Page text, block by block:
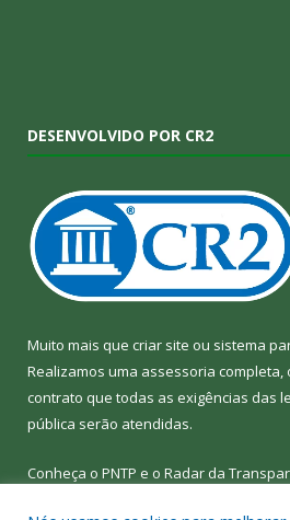
DESENVOLVIDO POR CR2
Muito mais que criar site ou sistema
Realizamos uma assessoria completa,
contrato que todas as exigências das
pública serão atendidas.
Conheça o PNTP e o Radar da